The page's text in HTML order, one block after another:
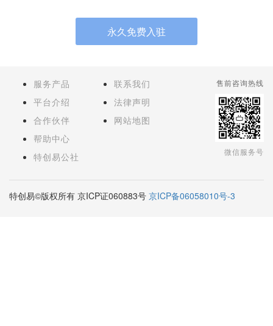
永久免费入驻
服务产品
平台介绍
合作伙伴
帮助中心
特创易公社
联系我们
法律声明
网站地图
售前咨询热线
微信服务号
特创易©版权所有 京ICP证060883号 京ICP备06058010号-3